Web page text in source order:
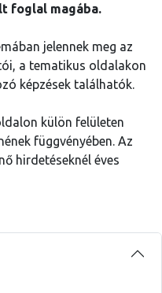
foglal magába.
jelennek meg az
a tematikus oldalakon
képzések találhatók.
külön felületen
függvényében. Az
hirdetéseknél éves